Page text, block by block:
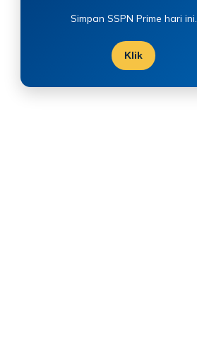
Simpan SSPN Prime hari ini.
Klik